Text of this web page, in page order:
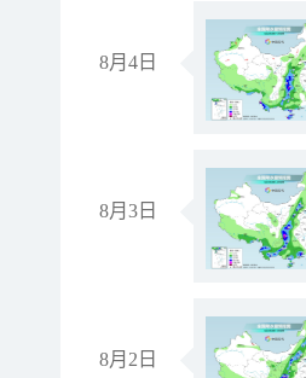
8月4日
8月3日
8月2日